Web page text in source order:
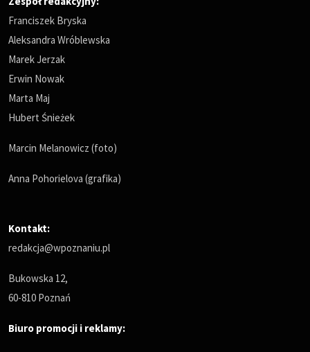
Franciszek Bryska
Aleksandra Wróblewska
Marek Jerzak
Erwin Nowak
Marta Maj
Hubert Śnieżek
Marcin Melanowicz (foto)
Anna Pohorielova (grafika)
Kontakt:
redakcja@wpoznaniu.pl
Bukowska 12,
60-810 Poznań
Biuro promocji i reklamy: